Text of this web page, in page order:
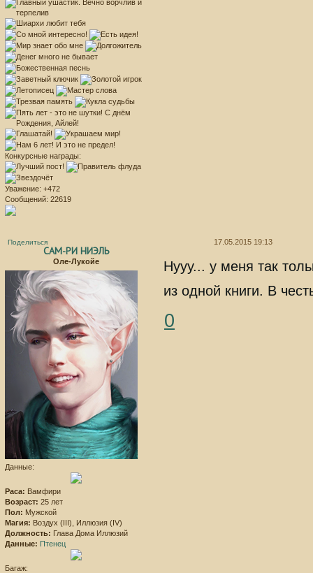
Конкурсные награды:
Уважение: +472
Сообщений: 22619
Поделиться 17.05.2015 19:13
САМ-РИ НИЭЛЬ
Оле-Лукойе
Данные:
Раса: Вамфири
Возраст: 25 лет
Пол: Мужской
Магия: Воздух (III), Иллюзия (IV)
Должность: Глава Дома Иллюзий
Данные: Птенец
Багаж:
Нууу... у меня так
из одной книги. В
0